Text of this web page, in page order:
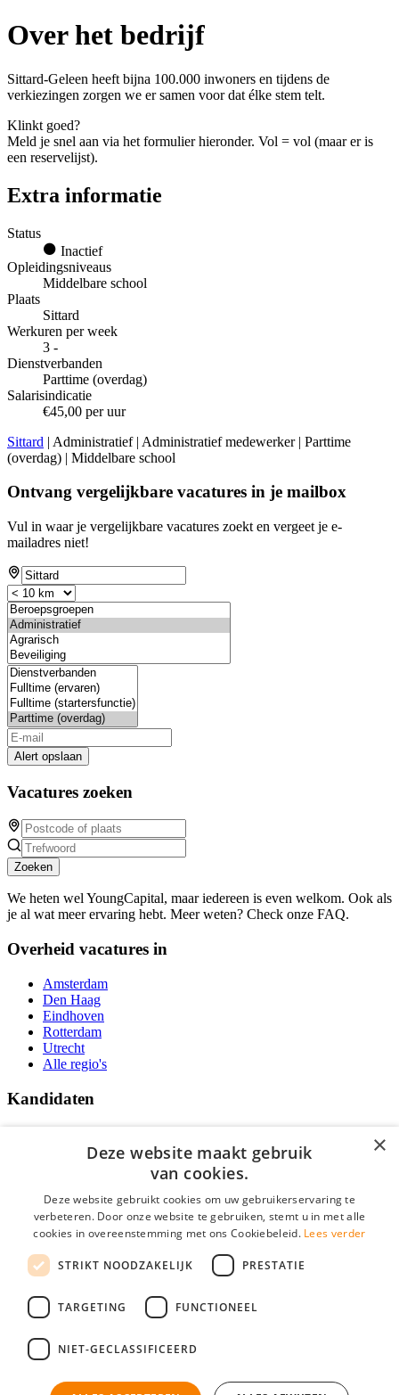
Over het bedrijf
Sittard-Geleen heeft bijna 100.000 inwoners en tijdens de
verkiezingen zorgen we er samen voor dat élke stem telt.
Klinkt goed?
Meld je snel aan via het formulier hieronder. Vol = vol (maar er is
een reservelijst).
Extra informatie
Status
Inactief
Opleidingsniveaus
Middelbare school
Plaats
Sittard
Werkuren per week
3 -
Dienstverbanden
Parttime (overdag)
Salarisindicatie
€45,00 per uur
Sittard | Administratief | Administratief medewerker | Parttime
(overdag) | Middelbare school
Ontvang vergelijkbare vacatures in je mailbox
Vul in waar je vergelijkbare vacatures zoekt en vergeet je e-
mailadres niet!
Alert opslaan
Vacatures zoeken
Zoeken
We heten wel YoungCapital, maar iedereen is even welkom. Ook als
je al wat meer ervaring hebt. Meer weten? Check onze FAQ.
Overheid vacatures in
Amsterdam
Den Haag
Eindhoven
Rotterdam
Utrecht
Alle regio's
Kandidaten
Vacatures
Over Vacatures Overheid Online
YoungCapital IOS App
YoungCapital Android App
Social
×
Deze website maakt gebruik
van cookies.
Deze website gebruikt cookies om uw gebruikerservaring te
verbeteren. Door onze website te gebruiken, stemt u in met alle
cookies in overeenstemming met ons Cookiebeleid. Lees verder
STRIKT NOODZAKELIJK PRESTATIE
TARGETING FUNCTIONEEL
NIET-GECLASSIFICEERD